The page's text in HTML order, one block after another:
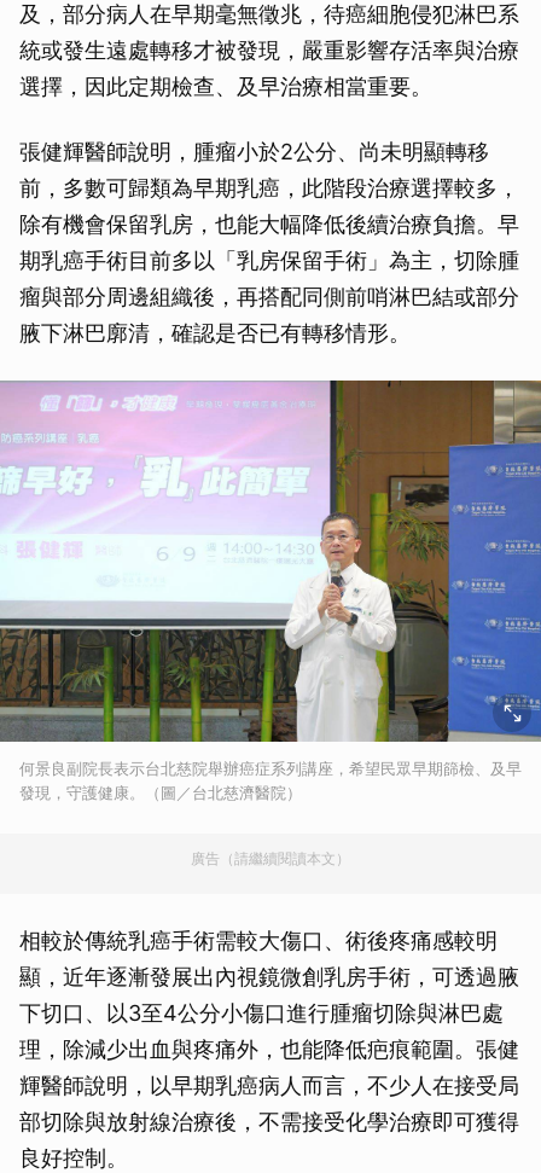
及，部分病人在早期毫無徵兆，待癌細胞侵犯淋巴系
統或發生遠處轉移才被發現，嚴重影響存活率與治療
選擇，因此定期檢查、及早治療相當重要。
張健輝醫師說明，腫瘤小於2公分、尚未明顯轉移
前，多數可歸類為早期乳癌，此階段治療選擇較多，
除有機會保留乳房，也能大幅降低後續治療負擔。早
期乳癌手術目前多以「乳房保留手術」為主，切除腫
瘤與部分周邊組織後，再搭配同側前哨淋巴結或部分
腋下淋巴廓清，確認是否已有轉移情形。
何景良副院長表示台北慈院舉辦癌症系列講座，希望民眾早期篩檢、及早
發現，守護健康。（圖／台北慈濟醫院）
廣告（請繼續閱讀本文）
相較於傳統乳癌手術需較大傷口、術後疼痛感較明
顯，近年逐漸發展出內視鏡微創乳房手術，可透過腋
下切口、以3至4公分小傷口進行腫瘤切除與淋巴處
理，除減少出血與疼痛外，也能降低疤痕範圍。張健
輝醫師說明，以早期乳癌病人而言，不少人在接受局
部切除與放射線治療後，不需接受化學治療即可獲得
良好控制。